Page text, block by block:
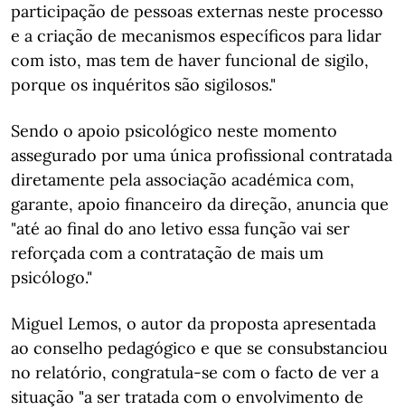
participação de pessoas externas neste processo
e a criação de mecanismos específicos para lidar
com isto, mas tem de haver funcional de sigilo,
porque os inquéritos são sigilosos."
Sendo o apoio psicológico neste momento
assegurado por uma única profissional contratada
diretamente pela associação académica com,
garante, apoio financeiro da direção, anuncia que
"até ao final do ano letivo essa função vai ser
reforçada com a contratação de mais um
psicólogo."
Miguel Lemos, o autor da proposta apresentada
ao conselho pedagógico e que se consubstanciou
no relatório, congratula-se com o facto de ver a
situação "a ser tratada com o envolvimento de